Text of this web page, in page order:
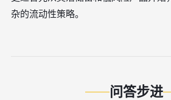
杂的流动性策略。
问答步进